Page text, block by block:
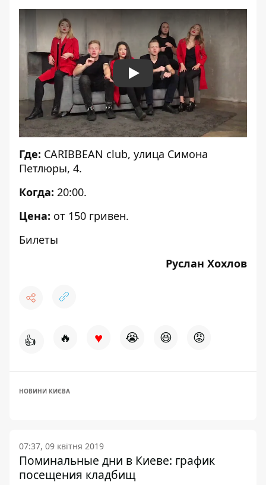
Play
Где: CARIBBEAN club, улица Симона
Петлюры, 4.
Когда: 20:00.
Цена: от 150 гривен.
Билеты
Руслан Хохлов
👍 🔥 ♥ 😭 😆 😡
НОВИНИ КИЄВА
07:37, 09 квітня 2019
Поминальные дни в Киеве: график
посещения кладбищ